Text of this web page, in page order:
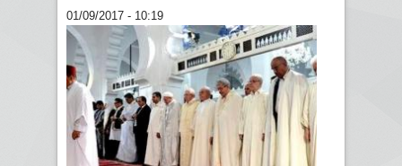
01/09/2017 - 10:19